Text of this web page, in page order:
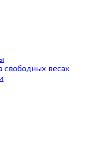
свободных весах